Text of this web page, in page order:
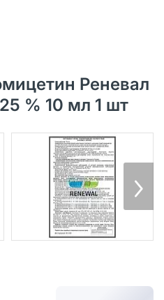
Реневал
% 10 мл 1 шт